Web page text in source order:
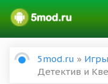
5mod.ru » Игры
Детектив и